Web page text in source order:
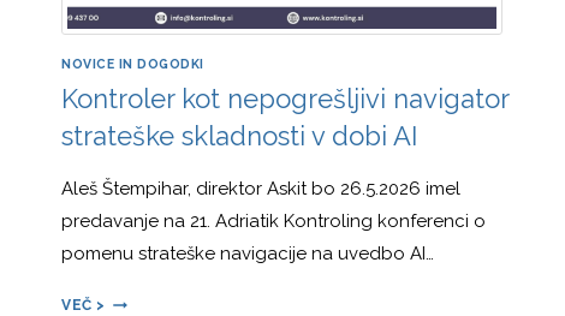
NOVICE IN DOGODKI
Kontroler kot nepogrešljivi navigator
strateške skladnosti v dobi AI
Aleš Štempihar, direktor Askit bo 26.5.2026 imel
predavanje na 21. Adriatik Kontroling konferenci o
pomenu strateške navigacije na uvedbo AI…
VEČ > KONTROLER